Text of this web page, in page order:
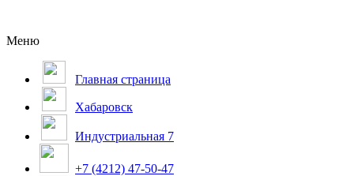
Меню
Главная страница
Хабаровск
Индустриальная 7
+7 (4212) 47-50-47